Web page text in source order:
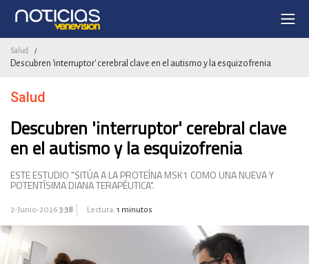
Salud /
Descubren 'interruptor' cerebral clave en el autismo y la esquizofrenia
Salud
Descubren 'interruptor' cerebral clave
en el autismo y la esquizofrenia
ESTE ESTUDIO "SITÚA A LA PROTEÍNA MSK1 COMO UNA NUEVA Y
POTENTÍSIMA DIANA TERAPÉUTICA".
2-Junio-2026 3:38 Lectura: 1 minutos